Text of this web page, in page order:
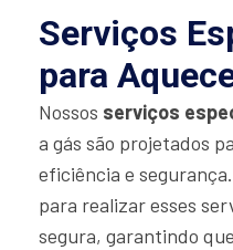
Serviços
para
Nossos serviços
a gás são projetados
eficiência e
para realizar esses
segura, garantindo